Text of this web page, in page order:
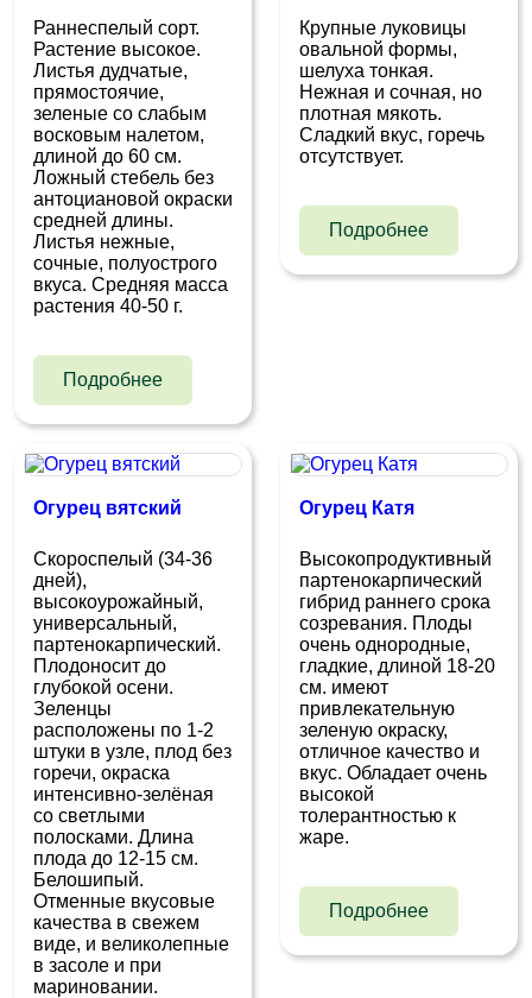
Раннеспелый сорт.
Растение высокое.
Листья дудчатые,
прямостоячие,
зеленые со слабым
восковым налетом,
длиной до 60 см.
Ложный стебель без
антоциановой окраски
средней длины.
Листья нежные,
сочные, полуострого
вкуса. Средняя масса
растения 40-50 г.
Подробнее
Крупные луковицы
овальной формы,
шелуха тонкая.
Нежная и сочная, но
плотная мякоть.
Сладкий вкус, горечь
отсутствует.
Подробнее
Огурец вятский
Скороспелый (34-36
дней),
высокоурожайный,
универсальный,
партенокарпический.
Плодоносит до
глубокой осени.
Зеленцы
расположены по 1-2
штуки в узле, плод без
горечи, окраска
интенсивно-зелёная
со светлыми
полосками. Длина
плода до 12-15 см.
Белошипый.
Отменные вкусовые
качества в свежем
виде, и великолепные
в засоле и при
мариновании.
Огурец Катя
Высокопродуктивный
партенокарпический
гибрид раннего срока
созревания. Плоды
очень однородные,
гладкие, длиной 18-20
см. имеют
привлекательную
зеленую окраску,
отличное качество и
вкус. Обладает очень
высокой
толерантностью к
жаре.
Подробнее